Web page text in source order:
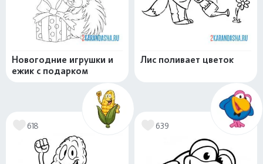
Новогодние игрушки и
ежик с подарком
Лис поливает цветок
618 639